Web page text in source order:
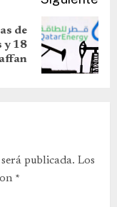
de
y 18
publicada. Los
*